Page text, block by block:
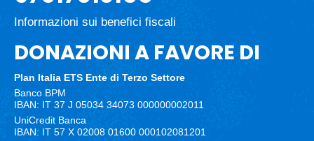
Informazioni sui benefici fiscali
DONAZIONI A FAVORE DI
Plan Italia ETS Ente di Terzo Settore
Banco BPM
IBAN: IT 37 J 05034 34073 000000002011
UniCredit Banca
IBAN: IT 57 X 02008 01600 000102081201